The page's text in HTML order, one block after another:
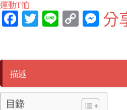
運動T恤
Fa
ok
T
Li
C
nk
M
er
分
描述
目錄